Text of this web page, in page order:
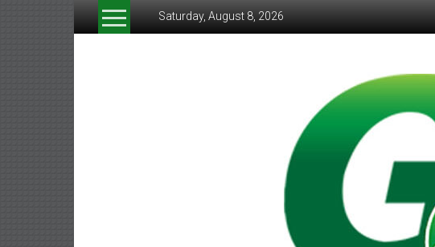
Saturday, August 8, 2026